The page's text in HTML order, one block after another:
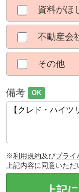
資料がほ
不動産会
その他
備考 OK
※利用規約及びプライ
上記内容に同意いただ